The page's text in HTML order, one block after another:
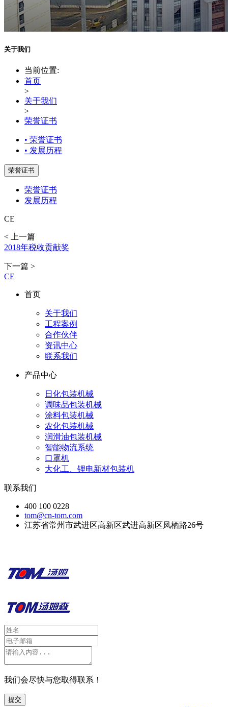
关于我们
当前位置:
首页
>
关于我们
>
荣誉证书
• 荣誉证书
• 发展历程
荣誉证书
荣誉证书
发展历程
CE
< 上一篇
2018年税收贡献奖
下一篇 >
CE
首页
关于我们
工程案例
合作伙伴
资讯中心
联系我们
产品中心
日化包装机械
调味品包装机械
涂料包装机械
农化包装机械
润滑油包装机械
智能物流系统
口罩机
大化工、锂电新材包装机
联系我们
400 100 0228
tom@cn-tom.com
江苏省常州市武进区高新区武进高新区凤栖路26号
我们会尽快与您取得联系！
提交